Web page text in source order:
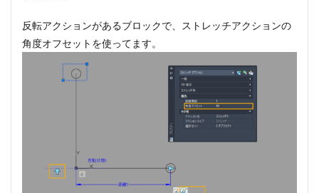
反転アクションがあるブロックで、ストレッチアクションの
角度オフセットを使ってます。